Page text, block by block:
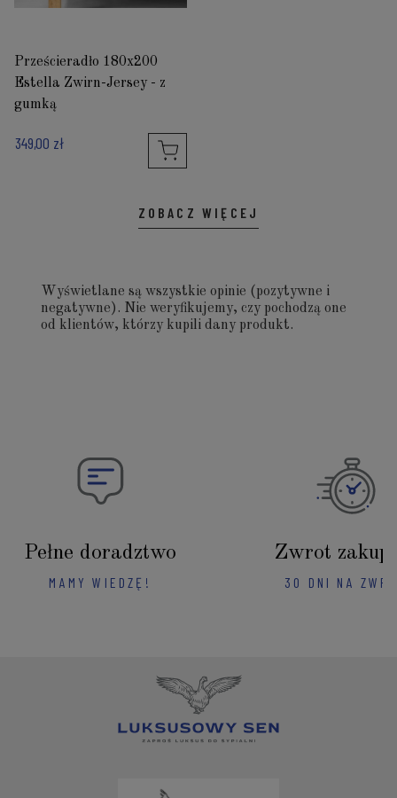
Prześcieradło 180x200
Estella Zwirn-Jersey - z
gumką
349,00 zł
ZOBACZ WIĘCEJ
Wyświetlane są wszystkie opinie (pozytywne i
negatywne). Nie weryfikujemy, czy pochodzą one
od klientów, którzy kupili dany produkt.
Pełne doradztwo
MAMY WIEDZĘ!
Zwrot
30 DNI NA